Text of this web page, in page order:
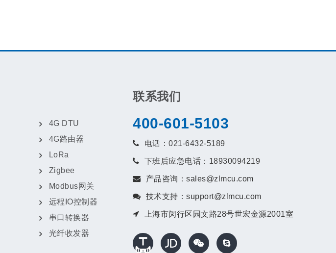
4G DTU
4G路由器
LoRa
Zigbee
Modbus网关
远程IO控制器
串口转换器
光纤收发器
联系我们
400-601-5103
电话：021-6432-5189
下班后应急电话：18930094219
产品咨询：sales@zlmcu.com
技术支持：support@zlmcu.com
上海市闵行区园文路28号世宏金源2001室